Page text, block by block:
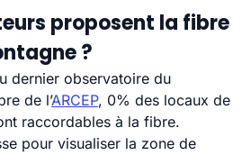
proposent la fibre
?
dernier observatoire du
de l’ARCEP, 0% des locaux de
raccordables à la fibre.
pour visualiser la zone de